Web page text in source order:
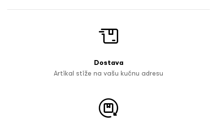
Dostava
Artikal stiže na vašu kućnu adresu